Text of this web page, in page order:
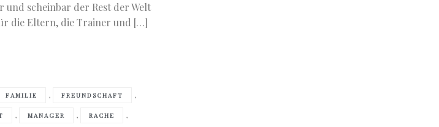
und scheinbar der Rest der Welt
die Eltern, die Trainer und […]
FAMILIE , FREUNDSCHAFT ,
, MANAGER , RACHE ,